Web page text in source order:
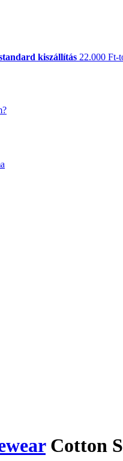
kiszállítás 22.000 Ft-
Cotton